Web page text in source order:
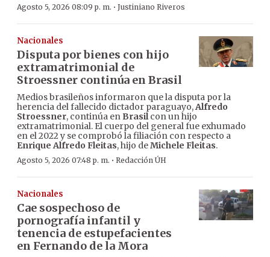
Agosto 5, 2026 08:09 p. m. · Justiniano Riveros
Nacionales
Disputa por bienes con hijo
extramatrimonial de
Stroessner continúa en Brasil
Medios brasileños informaron que la disputa por la
herencia del fallecido dictador paraguayo,Alfredo
Stroessner, continúa en Brasilcon un hijo
extramatrimonial. El cuerpo del general fue exhumado
en el 2022 y se comprobó la filiación con respecto a
Enrique Alfredo Fleitas, hijo deMichele Fleitas.
Agosto 5, 2026 07:48 p. m. · Redacción ÚH
Nacionales
Cae sospechoso de
pornografía infantil y
tenencia de estupefacientes
en Fernando de la Mora